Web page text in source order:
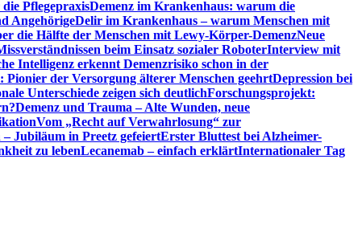
PflegepraxisDemenz im Krankenhaus: warum die
AngehörigeDelir im Krankenhaus – warum Menschen mit
die Hälfte der Menschen mit Lewy-Körper-DemenzNeue
beim Einsatz sozialer RoboterInterview mit
Intelligenz erkennt Demenzrisiko schon in der
der Versorgung älterer Menschen geehrtDepression bei
Unterschiede zeigen sich deutlichForschungsprojekt:
Demenz und Trauma – Alte Wunden, neue
Vom „Recht auf Verwahrlosung“ zur
– Jubiläum in Preetz gefeiertErster Bluttest bei Alzheimer-
zu lebenLecanemab – einfach erklärtInternationaler Tag